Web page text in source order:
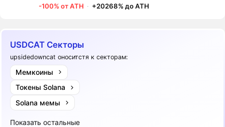
-100% от ATH · +20268% до ATH
USDCAT Секторы
upsidedowncat оноситстя к секторам:
Мемкоины
Токены Solana
Solana мемы
Показать остальные